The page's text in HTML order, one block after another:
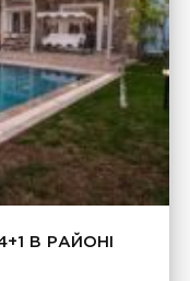
В РАЙОНІ